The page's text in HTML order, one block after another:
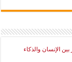
الإنسان والذكاء